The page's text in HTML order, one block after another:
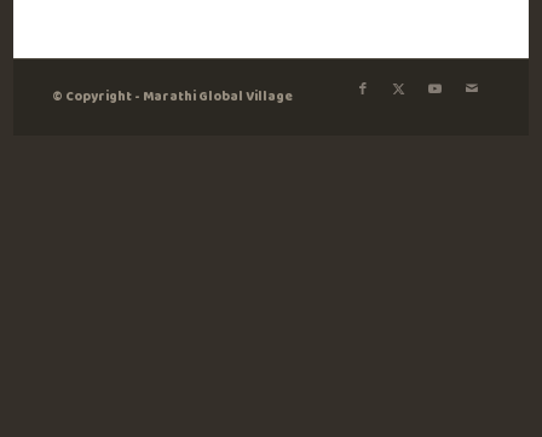
© Copyright - Marathi Global Village